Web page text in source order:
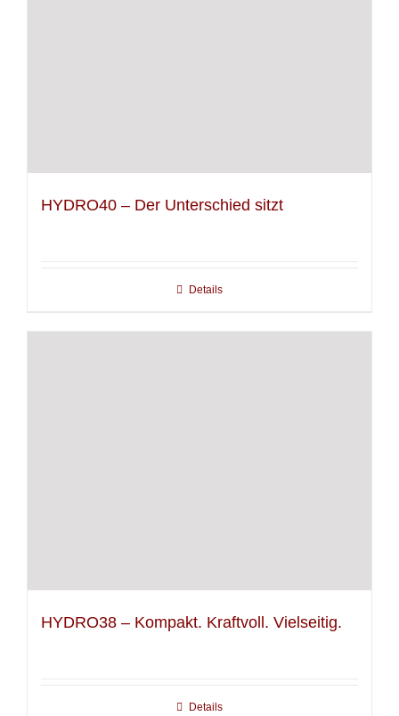
HYDRO40 – Der Unterschied sitzt
Details
HYDRO38 – Kompakt. Kraftvoll. Vielseitig.
Details